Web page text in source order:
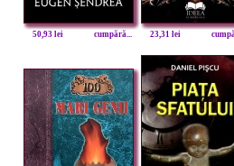
50,93 lei cumpără... 23,31 lei